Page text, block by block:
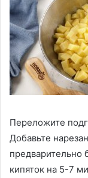
Переложите
Добавьте
предварительно
кипяток на 5-7